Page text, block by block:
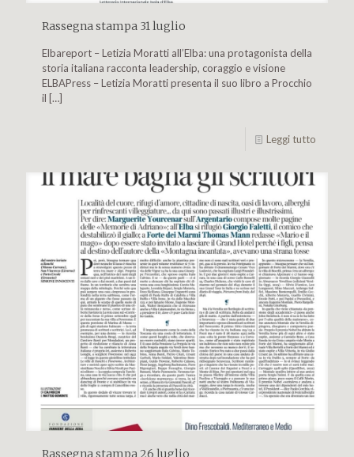
Rassegna stampa 31 luglio
Elbareport – Letizia Moratti all’Elba: una protagonista della
storia italiana racconta leadership, coraggio e visione
ELBAPress – Letizia Moratti presenta il suo libro a Procchio
il […]
Leggi tutto
Rassegna stampa 26 luglio